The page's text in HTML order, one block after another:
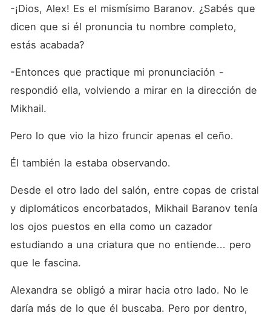
-¡Dios, Alex! Es el mismísimo Baranov. ¿Sabés que
dicen que si él pronuncia tu nombre completo,
estás acabada?
-Entonces que practique mi pronunciación -
respondió ella, volviendo a mirar en la dirección de
Mikhail.
Pero lo que vio la hizo fruncir apenas el ceño.
Él también la estaba observando.
Desde el otro lado del salón, entre copas de cristal
y diplomáticos encorbatados, Mikhail Baranov tenía
los ojos puestos en ella como un cazador
estudiando a una criatura que no entiende... pero
que le fascina.
Alexandra se obligó a mirar hacia otro lado. No le
daría más de lo que él buscaba. Pero por dentro,